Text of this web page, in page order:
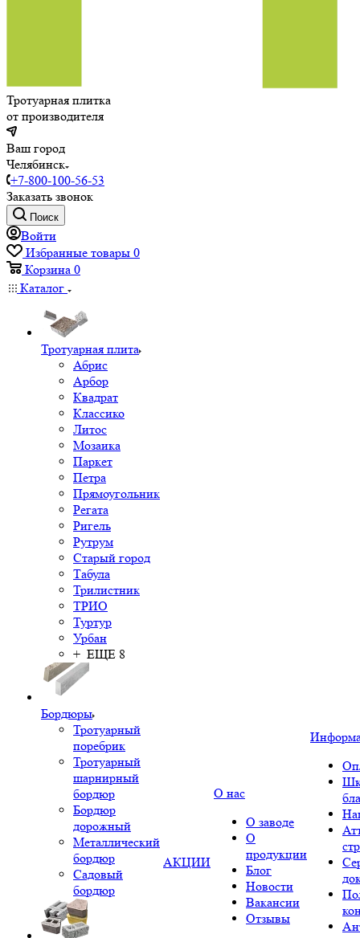
Тротуарная плитка
от производителя
Ваш город
Челябинск
+7-800-100-56-53
Заказать звонок
Поиск
Войти
Избранные товары 0
Корзина 0
Каталог
Тротуарная плита
Абрис
Арбор
Квадрат
Классико
Литос
Мозаика
Паркет
Петра
Прямоугольник
Регата
Ригель
Рутрум
Старый город
Табула
Трилистник
ТРИО
Туртур
Урбан
+ ЕЩЕ 8
Бордюры
Тротуарный
поребрик
Тротуарный
шарнирный
бордюр
Бордюр
дорожный
Металлический
бордюр
Садовый
бордюр
АКЦИИ
О нас
О заводе
О
продукции
Блог
Новости
Вакансии
Отзывы